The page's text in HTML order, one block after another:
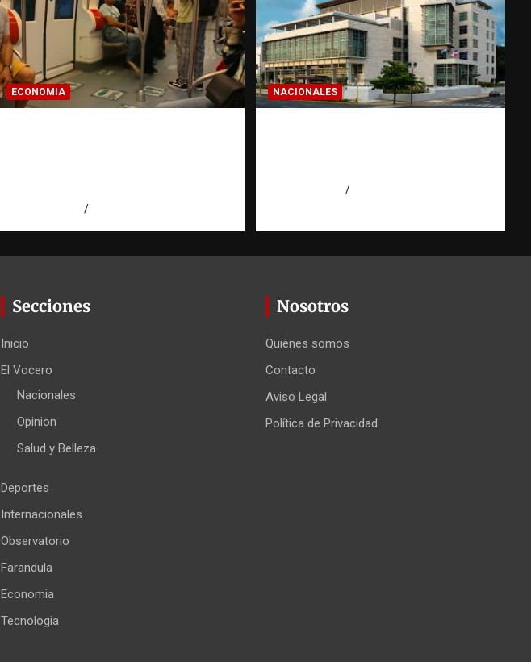
ECONOMIA NACIONALES
Secciones
Inicio
El Vocero
Nacionales
Opinion
Salud y Belleza
Deportes
Internacionales
Observatorio
Farandula
Economia
Tecnologia
Nosotros
Quiénes somos
Contacto
Aviso Legal
Política de Privacidad